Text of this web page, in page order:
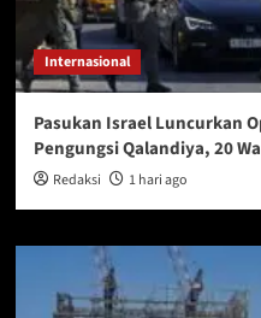
Internasional
Pasukan Israel Luncurkan
Pengungsi Qalandiya, 20
Redaksi 1 hari ago